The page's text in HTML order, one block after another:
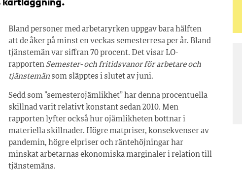
Bland personer med arbetaryrken uppgav bara hälften
att de åker på minst en veckas semesterresa per år. Bland
tjänstemän var siffran 70 procent. Det visar LO-
rapporten Semester- och fritidsvanor för arbetare och
tjänstemän som släpptes i slutet av juni.
Sedd som ”semesterojämlikhet” har denna procentuella
skillnad varit relativt konstant sedan 2010. Men
rapporten lyfter också hur ojämlikheten bottnar i
materiella skillnader. Högre matpriser, konsekvenser av
pandemin, högre elpriser och räntehöjningar har
minskat arbetarnas ekonomiska marginaler i relation till
tjänstemäns.